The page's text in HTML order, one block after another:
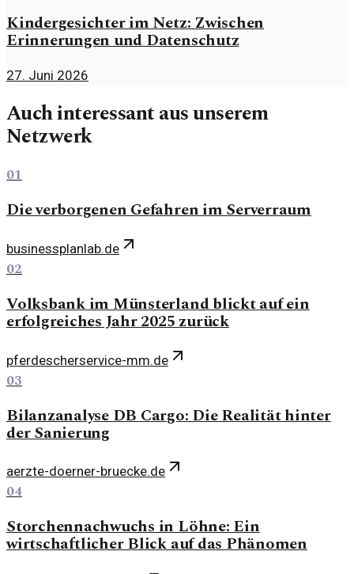
Kindergesichter im Netz: Zwischen
Erinnerungen und Datenschutz
27. Juni 2026
Auch interessant aus unserem
Netzwerk
01
Die verborgenen Gefahren im Serverraum
businessplanlab.de
02
Volksbank im Münsterland blickt auf ein
erfolgreiches Jahr 2025 zurück
pferdescherservice-mm.de
03
Bilanzanalyse DB Cargo: Die Realität hinter
der Sanierung
aerzte-doerner-bruecke.de
04
Storchennachwuchs in Löhne: Ein
wirtschaftlicher Blick auf das Phänomen